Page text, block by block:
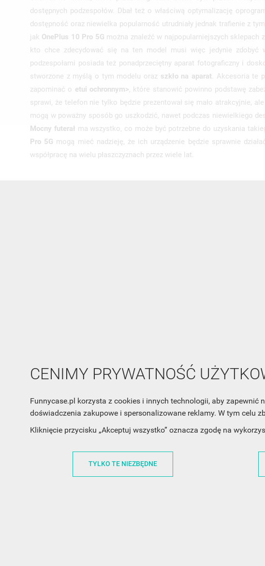
CENIMY PRYWATNOŚĆ
Funnycase.pl korzysta z cookies i innych technologii, aby
doświadczenia zakupowe i spersonalizowane reklamy. W tym celu
Kliknięcie przycisku „Akceptuj wszystko” oznacza zgodę na
TYLKO TE NIEZBĘDNE
dostępnych podzespołów. Dbał też o właściwą optymalizację
dostępność oraz niewielka popularność utrudniały jednak trafienie z
jak OnePlus 10 Pro 5G można znaleźć w najpopularniejszych sklepach
kto chce zdecydować się na ten model musi więc jedynie zdobyć
podzespołami posiada też ponadprzeciętny aparat fotograficzny i
stworzone z myślą o tym modelu oraz szkło na aparat . Akcesoria te
zapominać o etui ochronnym>, które stanowić powinno podstawę
sprawi, że telefon nie tylko będzie prezentował się mało atrakcyjnie,
mogą w poważny sposób go uszkodzić, nawet podczas niewielkiego
Mocny futerał
ma wszystko, co może być potrzebne do uzyskania
Pro 5G mogą mieć nadzieję, że ich urządzenie będzie sprawnie
współpracę na wielu płaszczyznach przez wiele lat.
INFORMACJA O SKLEPIE
FunnyCase.pl
INFORMACJE
O MARCE